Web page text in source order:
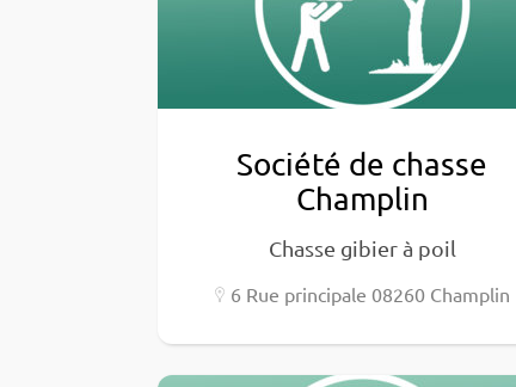
Société de chasse
Champlin
Chasse gibier à poil
6 Rue prin­ci­pale 08260 Cham­plin